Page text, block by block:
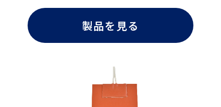
製品を見る